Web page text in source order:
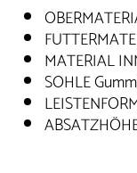
MATERIAL
SOHLE